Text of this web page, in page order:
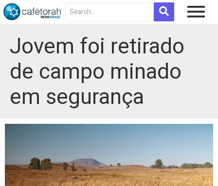
Jovem foi retirado
de campo minado
em segurança